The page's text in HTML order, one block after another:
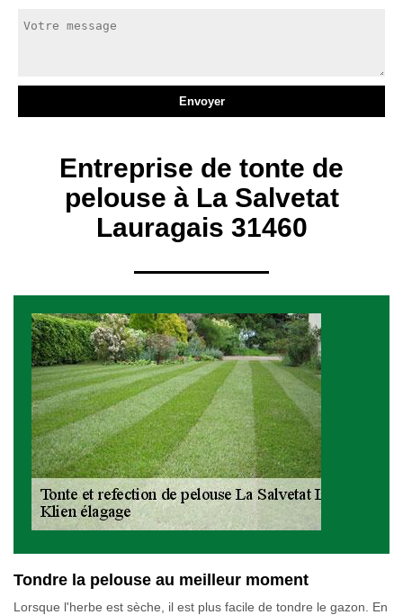
Entreprise de tonte de
pelouse à La Salvetat
Lauragais 31460
Tondre la pelouse au meilleur moment
Lorsque l'herbe est sèche, il est plus facile de tondre le gazon. En